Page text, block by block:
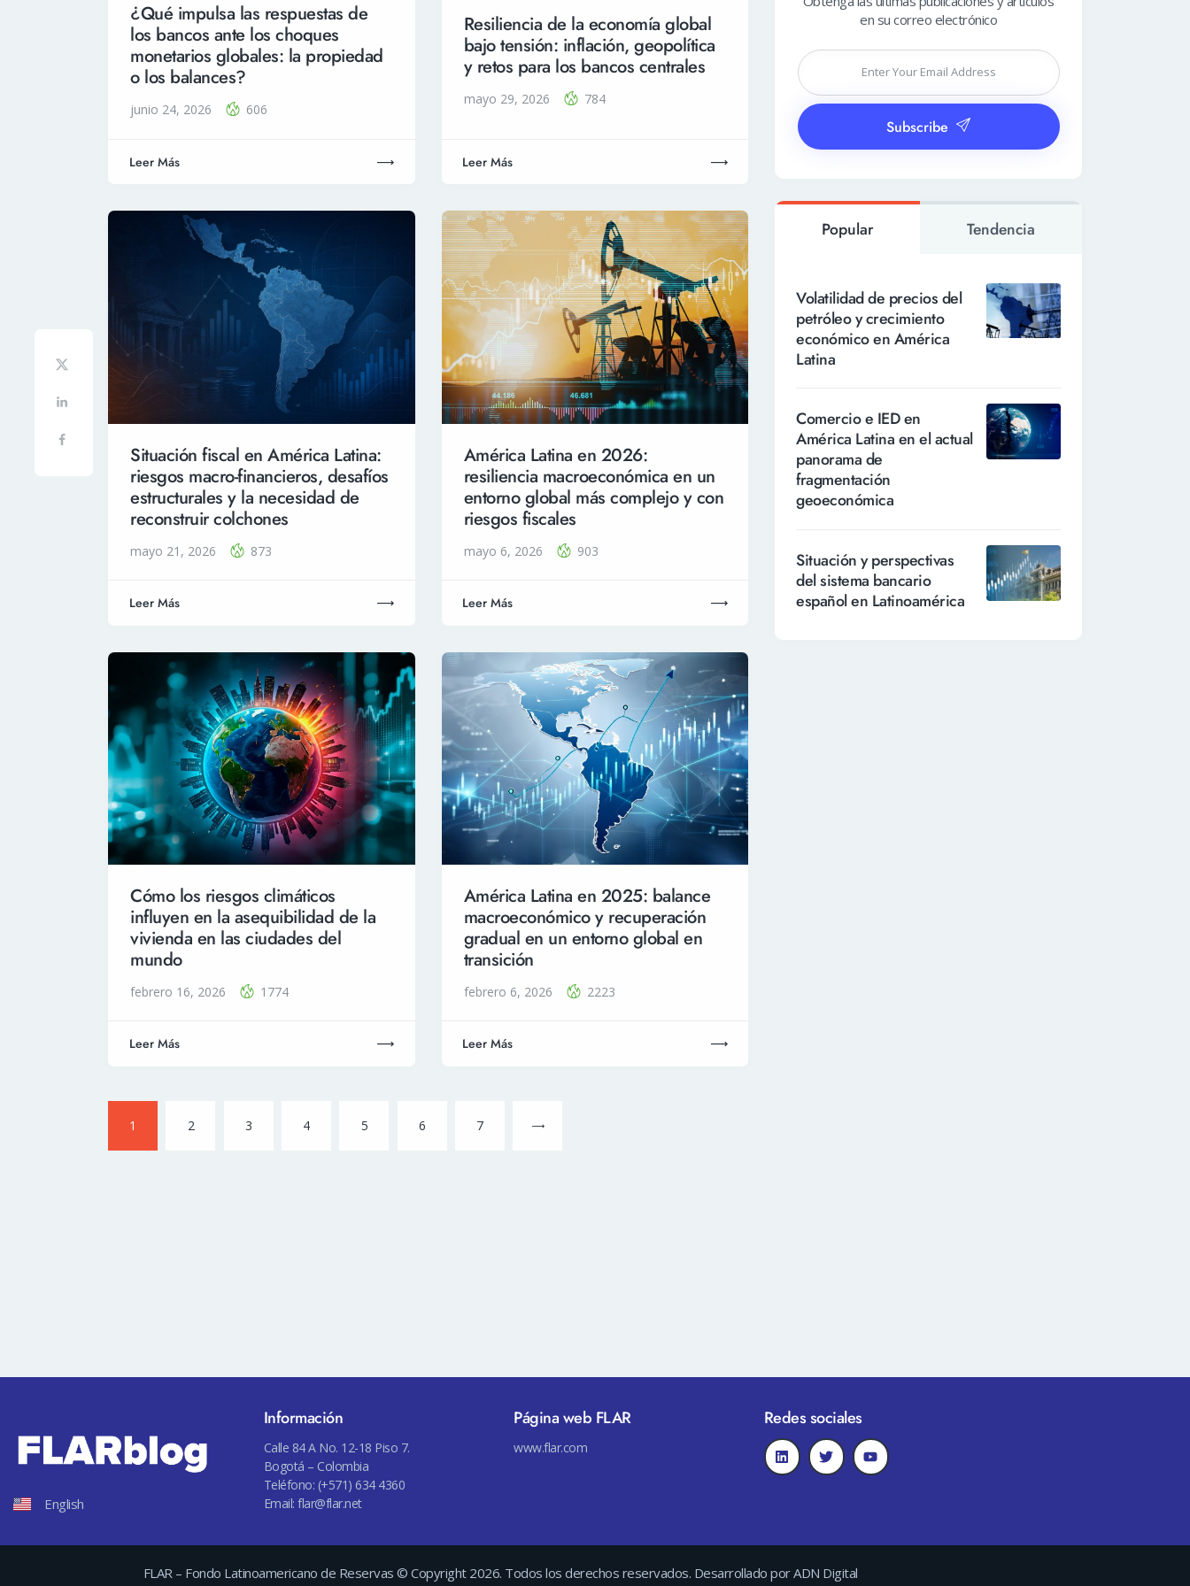
¿Qué impulsa las respuestas de
los bancos ante los choques
monetarios globales: la propiedad
o los balances?
junio 24, 2026 606
Leer Más
Resiliencia de la economía global
bajo tensión: inflación, geopolítica
y retos para los bancos centrales
mayo 29, 2026 784
Leer Más
Situación fiscal en América Latina:
riesgos macro-financieros, desafíos
estructurales y la necesidad de
reconstruir colchones
mayo 21, 2026 873
Leer Más
América Latina en 2026:
resiliencia macroeconómica en un
entorno global más complejo y con
riesgos fiscales
mayo 6, 2026 903
Leer Más
Cómo los riesgos climáticos
influyen en la asequibilidad de la
vivienda en las ciudades del
mundo
febrero 16, 2026 1774
Leer Más
América Latina en 2025: balance
macroeconómico y recuperación
gradual en un entorno global en
transición
febrero 6, 2026 2223
Leer Más
1 2 3 4 5 6 7
en su correo electrónico
Subscribe
Popular Tendencia
Volatilidad de precios del
petróleo y crecimiento
económico en América
Latina
Comercio e IED en
América Latina en el actual
panorama de
fragmentación
geoeconómica
Situación y perspectivas
del sistema bancario
español en Latinoamérica
English
Información
Calle 84 A No. 12-18 Piso 7.
Bogotá – Colombia
Teléfono: (+571) 634 4360
Email: flar@flar.net
Página web FLAR
www.flar.com
Redes sociales
FLAR – Fondo Latinoamericano de Reservas © Copyright 2026. Todos los derechos reservados. Desarrollado porADN Digital